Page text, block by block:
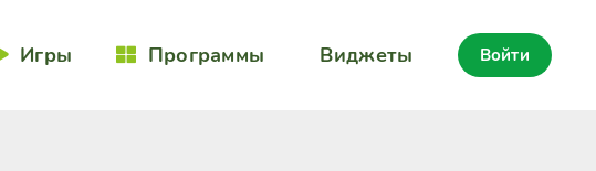
Игры Программы Виджеты Войти